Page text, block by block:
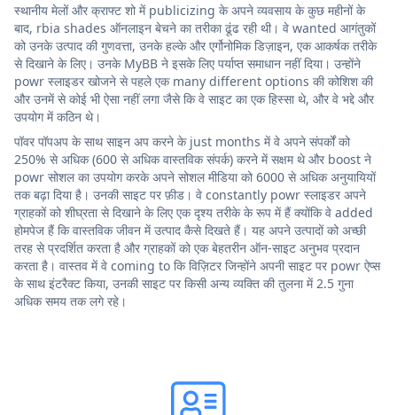
स्थानीय मेलों और क्राफ्ट शो में publicizing के अपने व्यवसाय के कुछ महीनों के
बाद, rbia shades ऑनलाइन बेचने का तरीका ढूंढ रही थी। वे wanted आगंतुकों
को उनके उत्पाद की गुणवत्ता, उनके हल्के और एर्गोनोमिक डिज़ाइन, एक आकर्षक तरीके
से दिखाने के लिए। उनके MyBB ने इसके लिए पर्याप्त समाधान नहीं दिया। उन्होंने
powr स्लाइडर खोजने से पहले एक many different options की कोशिश की
और उनमें से कोई भी ऐसा नहीं लगा जैसे कि वे साइट का एक हिस्सा थे, और वे भद्दे और
उपयोग में कठिन थे।
पॉवर पॉपअप के साथ साइन अप करने के just months में वे अपने संपर्कों को
250% से अधिक (600 से अधिक वास्तविक संपर्क) करने में सक्षम थे और boost ने
powr सोशल का उपयोग करके अपने सोशल मीडिया को 6000 से अधिक अनुयायियों
तक बढ़ा दिया है। उनकी साइट पर फ़ीड। वे constantly powr स्लाइडर अपने
ग्राहकों को शीघ्रता से दिखाने के लिए एक दृश्य तरीके के रूप में हैं क्योंकि वे added
होमपेज हैं कि वास्तविक जीवन में उत्पाद कैसे दिखते हैं। यह अपने उत्पादों को अच्छी
तरह से प्रदर्शित करता है और ग्राहकों को एक बेहतरीन ऑन-साइट अनुभव प्रदान
करता है। वास्तव में वे coming to कि विज़िटर जिन्होंने अपनी साइट पर powr ऐप्स
के साथ इंटरैक्ट किया, उनकी साइट पर किसी अन्य व्यक्ति की तुलना में 2.5 गुना
अधिक समय तक लगे रहे।